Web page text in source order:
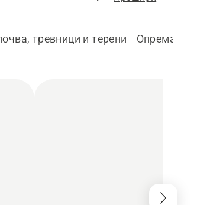
тревници и терени Опрема и